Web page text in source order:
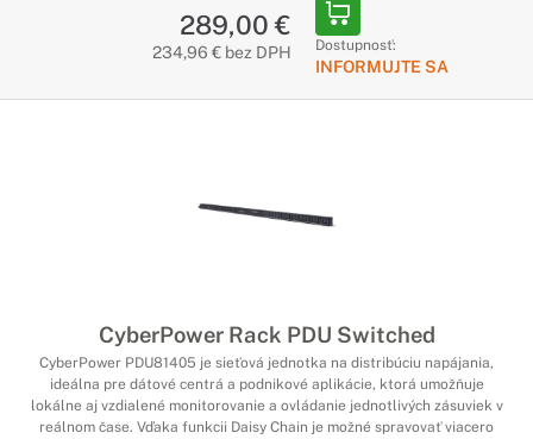
289,00 €
234,96 € bez DPH Dostupnosť:
INFORMUJTE SA
CyberPower Rack PDU Switched
CyberPower PDU81405 je sieťová jednotka na distribúciu napájania,
ideálna pre dátové centrá a podnikové aplikácie, ktorá umožňuje
lokálne aj vzdialené monitorovanie a ovládanie jednotlivých zásuviek v
reálnom čase. Vďaka funkcii Daisy Chain je možné spravovať viacero